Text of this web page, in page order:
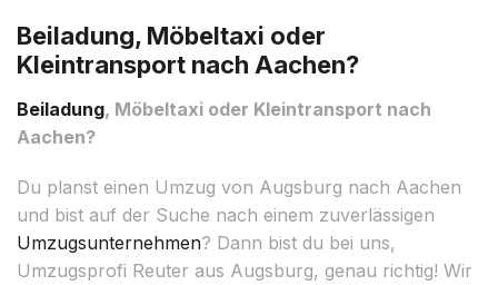
Beiladung, Möbeltaxi oder
Kleintransport nach Aachen?
Beiladung, Möbeltaxi oder Kleintransport nach
Aachen?
Du planst einen Umzug von Augsburg nach Aachen
und bist auf der Suche nach einem zuverlässigen
Umzugsunternehmen? Dann bist du bei uns,
Umzugsprofi Reuter aus Augsburg, genau richtig! Wir